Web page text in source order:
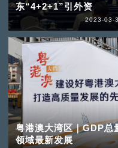
东“4+2+1”引外资
2023-03-
粤港澳大湾区｜GDP总
领域最新发展